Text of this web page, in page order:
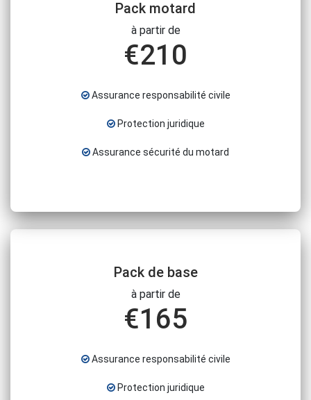
Pack motard
à partir de
€210
Assurance responsabilité civile
Protection juridique
Assurance sécurité du motard
Pack de base
à partir de
€165
Assurance responsabilité civile
Protection juridique